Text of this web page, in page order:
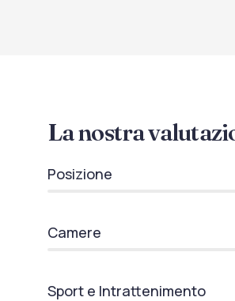
La nostra
Posizione
Camere
Sport e Intrattenimento